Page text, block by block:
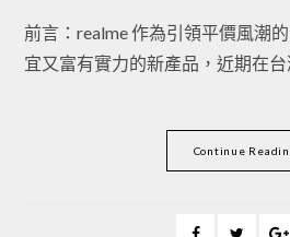
前言：realme 作為引領平價風潮
宜又富有實力的新產品，近期在
Continue